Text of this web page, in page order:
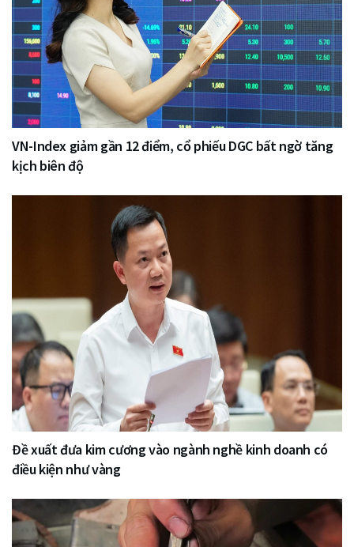
VN-Index giảm gần 12 điểm, cổ phiếu DGC bất ngờ tăng
kịch biên độ
Đề xuất đưa kim cương vào ngành nghề kinh doanh có
điều kiện như vàng